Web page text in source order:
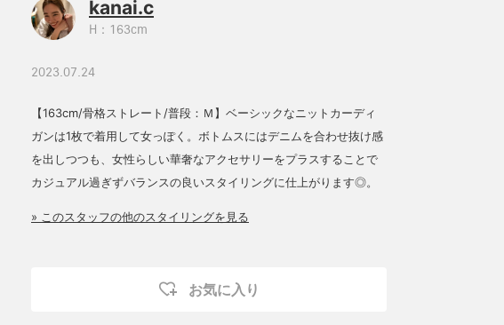
kanai.c
H：163cm
2023.07.24
【163cm/骨格ストレート/普段：Ｍ】ベーシックなニットカーディ
ガンは1枚で着用して女っぽく。ボトムスにはデニムを合わせ抜け感
を出しつつも、女性らしい華奢なアクセサリーをプラスすることで
カジュアル過ぎずバランスの良いスタイリングに仕上がります◎。
» このスタッフの他のスタイリングを見る
お気に入り